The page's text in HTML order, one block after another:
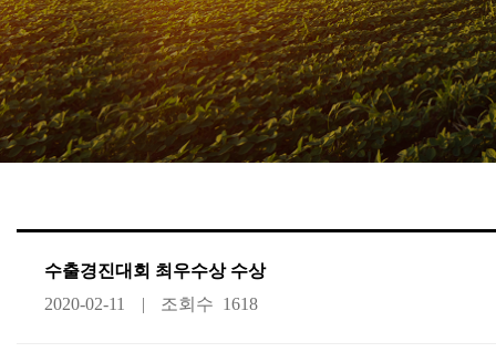
수출경진대회 최우수상 수상
2020-02-11
조회수 1618